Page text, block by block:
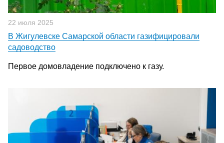
22 июля 2025
В Жигулевске Самарской области газифицировали
садоводство
Первое домовладение подключено к газу.